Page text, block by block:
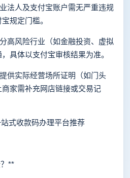
人及支付宝账户需无严重违规
规定门槛。
风险行业（如金融投资、虚拟
具体以支付宝审核结果为准。
实际经营场所证明（如门头
家需补充网店链接或交易记
式收款码办理平台推荐
**